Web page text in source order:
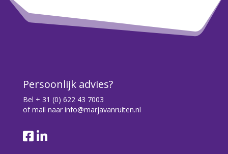
Persoonlijk advies?
Bel + 31 (0) 622 43 7003
of mail naar info@marjavanruiten.nl